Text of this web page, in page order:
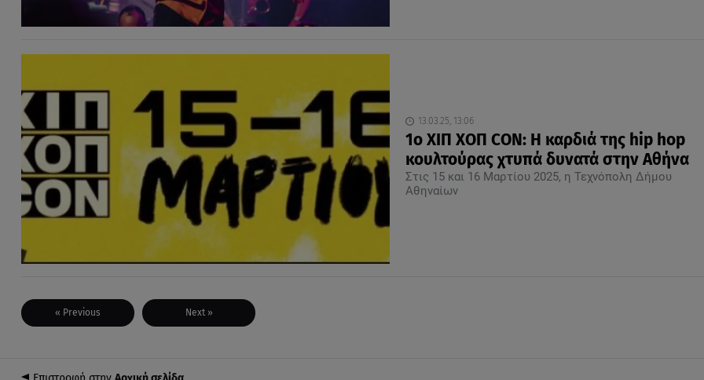
13.03.25, 13:06
1ο ΧΙΠ ΧΟΠ CON: Η καρδιά της hip hop
κουλτούρας χτυπά δυνατά στην Αθήνα
Στις 15 και 16 Μαρτίου 2025, η Τεχνόπολη Δήμου
Αθηναίων
« Previous Next »